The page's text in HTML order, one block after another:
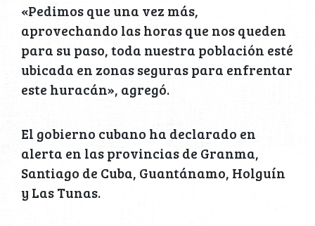
«Pedimos que una vez más,
aprovechando las horas que nos queden
para su paso, toda nuestra población esté
ubicada en zonas seguras para enfrentar
este huracán», agregó.
El gobierno cubano ha declarado en
alerta en las provincias de Granma,
Santiago de Cuba, Guantánamo, Holguín
y Las Tunas.